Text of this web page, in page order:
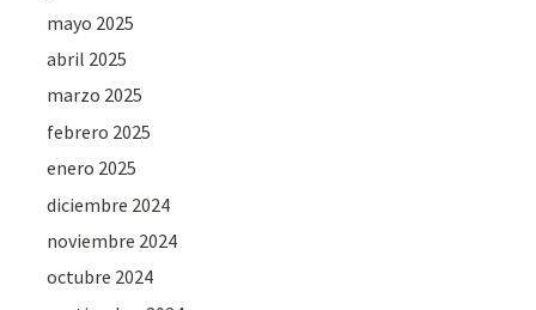
mayo 2025
abril 2025
marzo 2025
febrero 2025
enero 2025
diciembre 2024
noviembre 2024
octubre 2024